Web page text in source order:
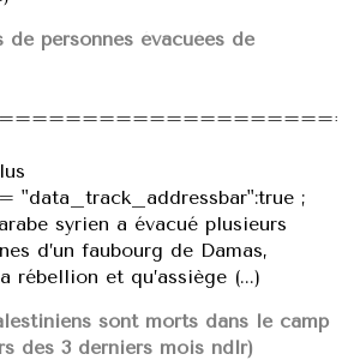
de personnes évacuées de
"data_track_addressbar":true ;
syrien a évacué plusieurs
d’un faubourg de Damas,
rébellion et qu’assiège (...)
sont morts dans le camp
des 3 derniers mois ndlr)